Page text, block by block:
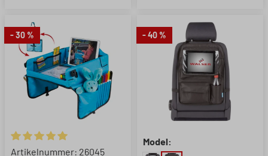
- 30 %
Gemiddelde waardering van 5 van 5 sterren
Artikelnummer: 26045
- 40 %
Model: